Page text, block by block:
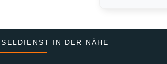
IN DER NÄHE